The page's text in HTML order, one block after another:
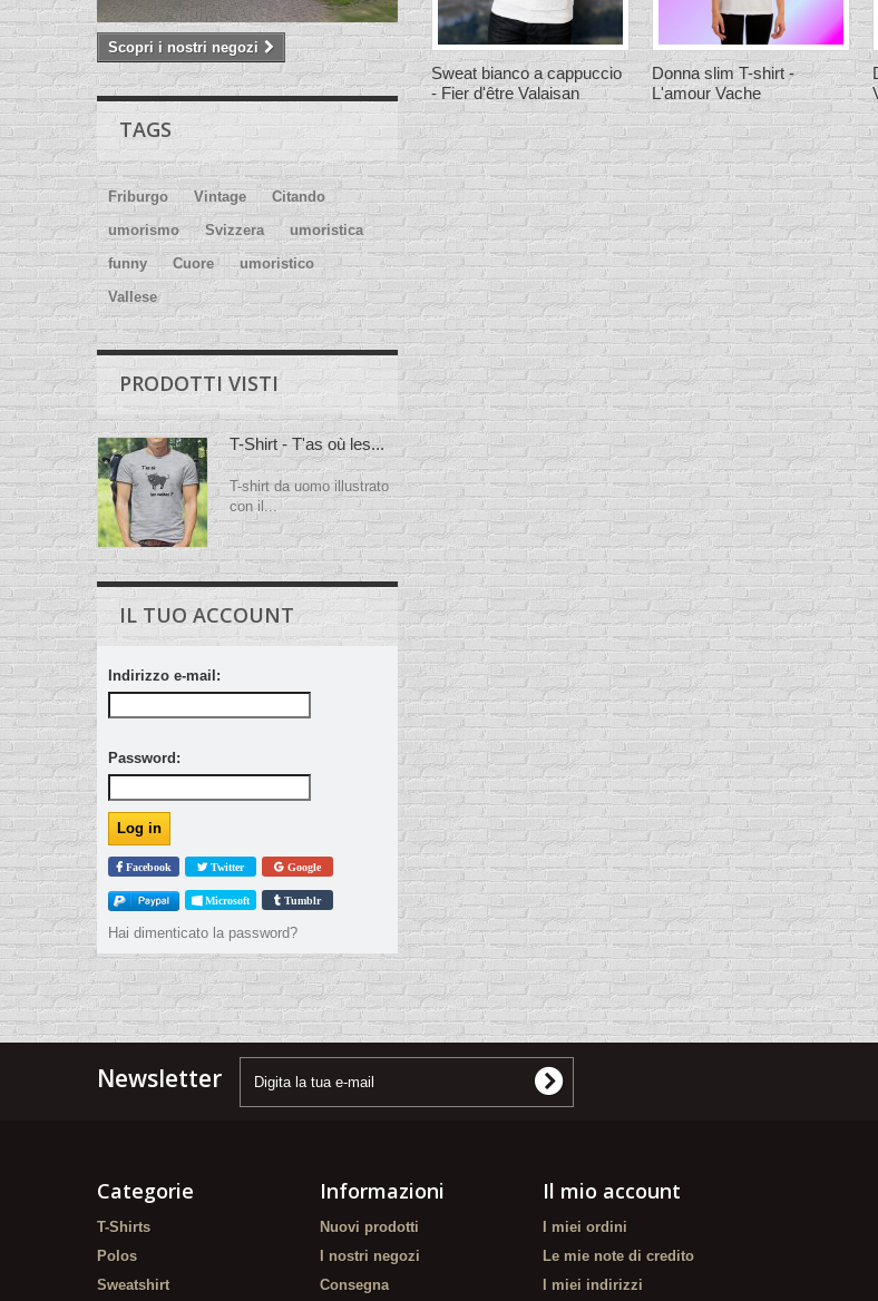
Scopri i nostri negozi
TAGS
Friburgo Vintage
Citando
umorismo
Svizzera
umoristica
funny
Cuore
umoristico
Vallese
PRODOTTI VISTI
T-Shirt - T'as où les...
T-shirt da uomo illustrato
con il...
IL TUO ACCOUNT
Indirizzo e-mail:
Password:
Facebook Twitter Google
Microsoft Tumblr
Hai dimenticato la password?
Sweat bianco a cappuccio
- Fier d'être Valaisan
Donna slim T-shirt -
L'amour Vache
Newsletter
Categorie
T-Shirts
Polos
Sweatshirt
Informazioni
Nuovi prodotti
I nostri negozi
Consegna
Il mio account
I miei ordini
Le mie note di credito
I miei indirizzi